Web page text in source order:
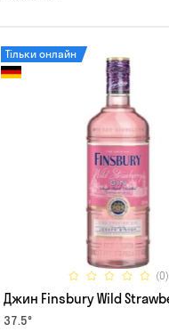
(0)
Тільки онлайн
Джин Finsbury Wild
37.5°